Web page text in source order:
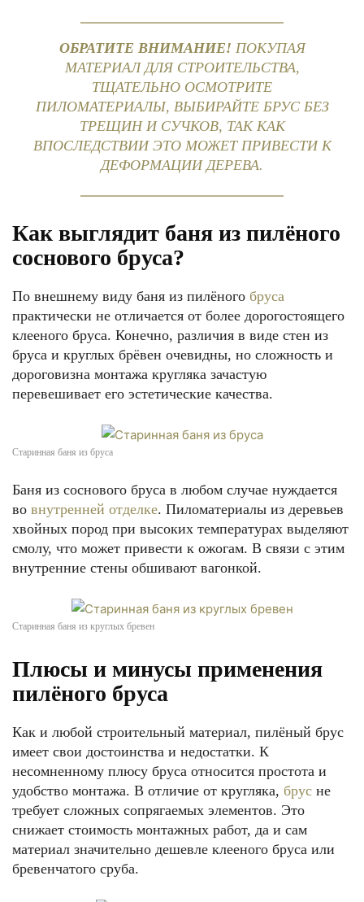
ОБРАТИТЕ ВНИМАНИЕ! ПОКУПАЯ
МАТЕРИАЛ ДЛЯ СТРОИТЕЛЬСТВА,
ТЩАТЕЛЬНО ОСМОТРИТЕ
ПИЛОМАТЕРИАЛЫ, ВЫБИРАЙТЕ БРУС БЕЗ
ТРЕЩИН И СУЧКОВ, ТАК КАК
ВПОСЛЕДСТВИИ ЭТО МОЖЕТ ПРИВЕСТИ К
ДЕФОРМАЦИИ ДЕРЕВА.
Как выглядит баня из пилёного
соснового бруса?
По внешнему виду баня из пилёного бруса
практически не отличается от более дорогостоящего
клееного бруса. Конечно, различия в виде стен из
бруса и круглых брёвен очевидны, но сложность и
дороговизна монтажа кругляка зачастую
перевешивает его эстетические качества.
Старинная баня из бруса
Баня из соснового бруса в любом случае нуждается
во внутренней отделке. Пиломатериалы из деревьев
хвойных пород при высоких температурах выделяют
смолу, что может привести к ожогам. В связи с этим
внутренние стены обшивают вагонкой.
Старинная баня из круглых бревен
Плюсы и минусы применения
пилёного бруса
Как и любой строительный материал, пилёный брус
имеет свои достоинства и недостатки. К
несомненному плюсу бруса относится простота и
удобство монтажа. В отличие от кругляка, брус не
требует сложных сопрягаемых элементов. Это
снижает стоимость монтажных работ, да и сам
материал значительно дешевле клееного бруса или
бревенчатого сруба.